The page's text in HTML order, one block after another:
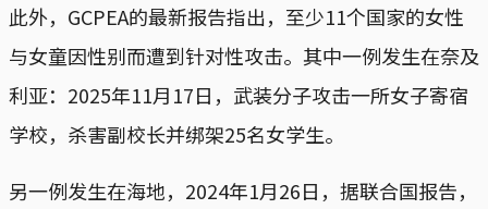
此外，GCPEA的最新报告指出，至少11个国家的女性
与女童因性别而遭到针对性攻击。其中一例发生在奈及
利亚：2025年11月17日，武装分子攻击一所女子寄宿
学校，杀害副校长并绑架25名女学生。
另一例发生在海地，2024年1月26日，据联合国报告，